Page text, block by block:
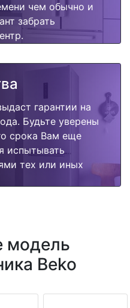
чем обычно и
забрать
гарантии на
Будьте уверены
срока Вам еще
испытывать
тех или иных
модель
Beko